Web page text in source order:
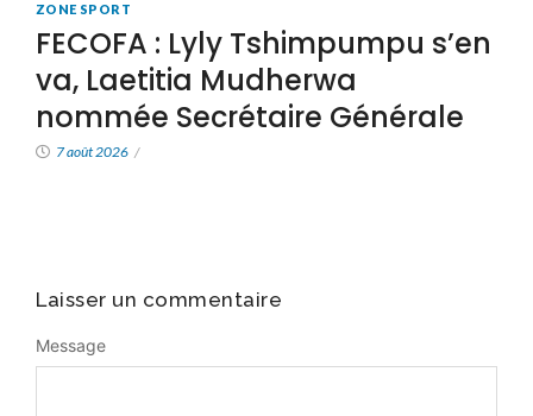
ZONE SPORT
FECOFA : Lyly Tshimpumpu s’en
va, Laetitia Mudherwa
nommée Secrétaire Générale
7 août 2026 /
Laisser un commentaire
Message